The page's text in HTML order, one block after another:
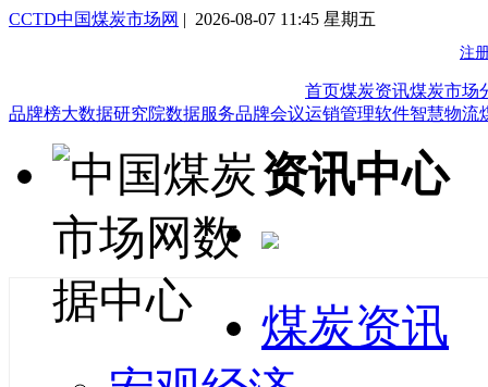
CCTD中国煤炭市场网 | 2026-08-07 11:45 星期五
首页煤炭资讯煤炭市场
品牌榜大数据研究院数据服务品牌会议运销管理软件智慧物流
资讯中心
煤炭资讯